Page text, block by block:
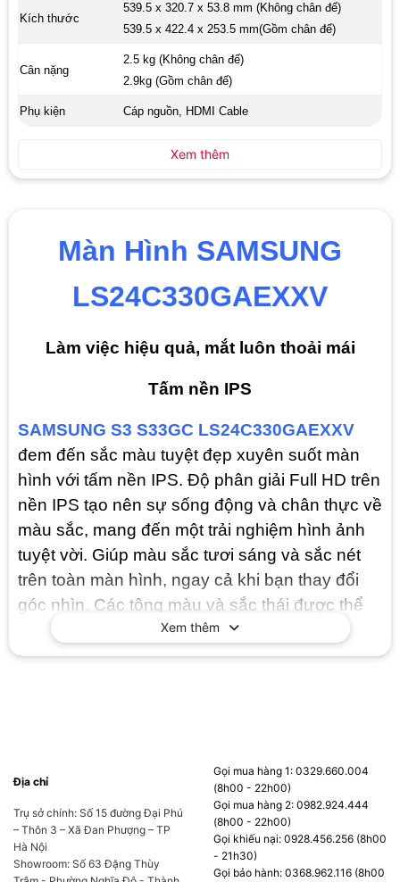
Màn Hình SAMSUNG
LS24C330GAEXXV
Làm việc hiệu quả, mắt luôn thoải mái
Tấm nền IPS
SAMSUNG S3 S33GC LS24C330GAEXXV
đem đến sắc màu tuyệt đẹp xuyên suốt màn
hình với tấm nền IPS. Độ phân giải Full HD trên
nền IPS tạo nên sự sống động và chân thực về
màu sắc, mang đến một trải nghiệm hình ảnh
tuyệt vời. Giúp màu sắc tươi sáng và sắc nét
trên toàn màn hình, ngay cả khi bạn thay đổi
góc nhìn. Các tông màu và sắc thái được thể
hiện đồng nhất, đẹp mắt mà không bị mờ màu.
Hơn nữa, công nghệ IPS giúp giảm thiểu tình
Xem thêm
Kích thước
539.5 x 320.7 x 53.8 mm (Không chân đế)
539.5 x 422.4 x 253.5 mm(Gồm chân đế)
Cân nặng
2.5 kg (Không chân đế)
2.9kg (Gồm chân đế)
Phụ kiện Cáp nguồn, HDMI Cable
Xem thêm
Địa chỉ
Trụ sở chính: Số 15 đường Đại Phú
– Thôn 3 – Xã Đan Phượng – TP
Hà Nội
Showroom: Số 63 Đặng Thùy
Gọi mua hàng 1: 0329.660.004
(8h00 - 22h00)
Gọi mua hàng 2: 0982.924.444
(8h00 - 22h00)
Gọi khiếu nại: 0928.456.256 (8h00
- 21h30)
Gọi bảo hành: 0368.962.116 (8h00